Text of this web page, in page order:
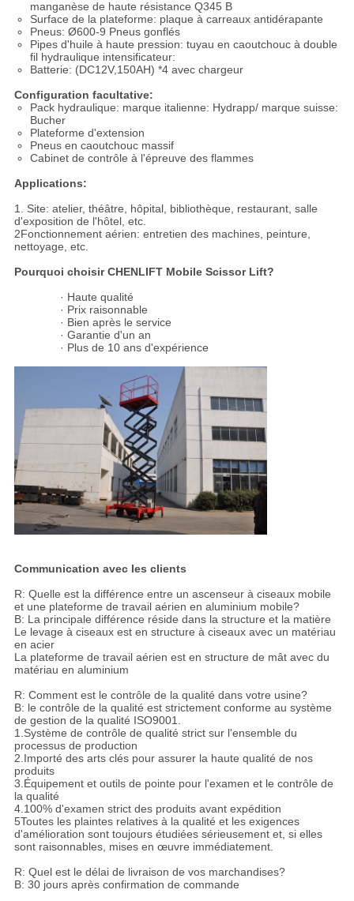
manganèse de haute résistance Q345 B
Surface de la plateforme: plaque à carreaux antidérapante
Pneus: Ø600-9 Pneus gonflés
Pipes d'huile à haute pression: tuyau en caoutchouc à double
fil hydraulique intensificateur:
Batterie: (DC12V,150AH) *4 avec chargeur
Configuration facultative:
Pack hydraulique: marque italienne: Hydrapp/ marque suisse:
Bucher
Plateforme d'extension
Pneus en caoutchouc massif
Cabinet de contrôle à l'épreuve des flammes
Applications:
1. Site: atelier, théâtre, hôpital, bibliothèque, restaurant, salle
d'exposition de l'hôtel, etc.
2Fonctionnement aérien: entretien des machines, peinture,
nettoyage, etc.
Pourquoi choisir CHENLIFT Mobile Scissor Lift?
· Haute qualité
· Prix raisonnable
· Bien après le service
· Garantie d'un an
· Plus de 10 ans d'expérience
Communication avec les clients
R: Quelle est la différence entre un ascenseur à ciseaux mobile
et une plateforme de travail aérien en aluminium mobile?
B: La principale différence réside dans la structure et la matière
Le levage à ciseaux est en structure à ciseaux avec un matériau
en acier
La plateforme de travail aérien est en structure de mât avec du
matériau en aluminium
R: Comment est le contrôle de la qualité dans votre usine?
B: le contrôle de la qualité est strictement conforme au système
de gestion de la qualité ISO9001.
1.Système de contrôle de qualité strict sur l'ensemble du
processus de production
2.Importé des arts clés pour assurer la haute qualité de nos
produits
3.Équipement et outils de pointe pour l'examen et le contrôle de
la qualité
4.100% d'examen strict des produits avant expédition
5Toutes les plaintes relatives à la qualité et les exigences
d'amélioration sont toujours étudiées sérieusement et, si elles
sont raisonnables, mises en œuvre immédiatement.
R: Quel est le délai de livraison de vos marchandises?
B: 30 jours après confirmation de commande